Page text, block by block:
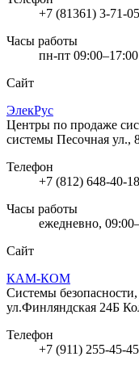
+7 (81361) 3-71-
Часы работы
пн-пт 09:00–17:00
Сайт
ЭлекРус
Центры по продаже
системы Песочная ул.,
Телефон
+7 (812) 648-40-18
Часы работы
ежедневно,
Сайт
КАМ-КОМ
Системы
ул.Финляндская 24Б
Телефон
+7 (911) 255-45-45